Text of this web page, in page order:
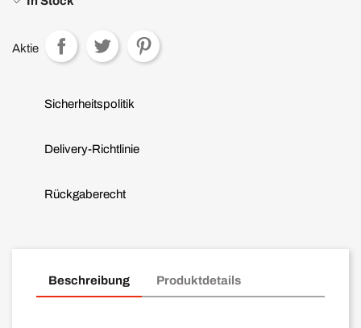
Aktie
Sicherheitspolitik
Delivery-Richtlinie
Rückgaberecht
Beschreibung Produktdetails